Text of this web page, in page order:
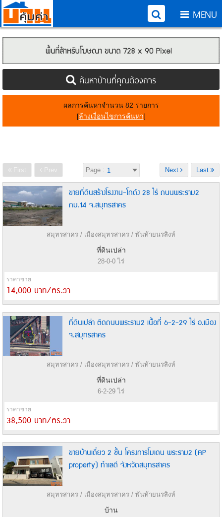
MENU
ค้นหาบ้านที่คุณต้องการ
ผลการค้นหาจำนวน 82 รายการ
[ล้างเงื่อนไขการค้นหา]
First Prev Page : Last
Next
ขายที่ดินสร้างโรงงาน-โกดัง 28 ไร่ ถนนพระราม2
กม.14 จ.สมุทรสาคร
สมุทรสาคร / เมืองสมุทรสาคร / พันท้ายนรสิงห์
ที่ดินเปล่า
28-0-0 ไร่
ราคาขาย
14,000 บาท/ตร.วา
ที่ดินเปล่า ติดถนนพระราม2 เนื้อที่ 6-2-29 ไร่ อ.เมือง
จ.สมุทรสาคร
สมุทรสาคร / เมืองสมุทรสาคร / พันท้ายนรสิงห์
ที่ดินเปล่า
6-2-29 ไร่
ราคาขาย
38,500 บาท/ตร.วา
ขายบ้านเดี่ยว 2 ชั้น โครงการโมเดน พระราม2 (AP
property) ทำเลดี จังหวัดสมุทรสาคร
สมุทรสาคร / เมืองสมุทรสาคร / พันท้ายนรสิงห์
บ้าน